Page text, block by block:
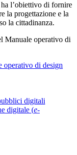
l’obiettivo di fornire
la progettazione e la
la cittadinanza.
Manuale operativo di
operativo di design
digitali
digitale (e-